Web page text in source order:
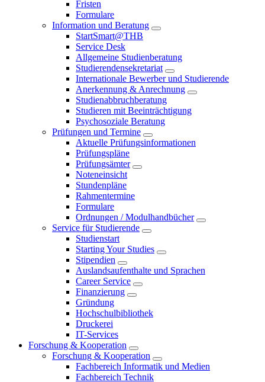
Fristen
Formulare
Information und Beratung
StartSmart@THB
Service Desk
Allgemeine Studienberatung
Studierendensekretariat
Internationale Bewerber und Studierende
Anerkennung & Anrechnung
Studienabbruchberatung
Studieren mit Beeinträchtigung
Psychosoziale Beratung
Prüfungen und Termine
Aktuelle Prüfungsinformationen
Prüfungspläne
Prüfungsämter
Noteneinsicht
Stundenpläne
Rahmentermine
Formulare
Ordnungen / Modulhandbücher
Service für Studierende
Studienstart
Starting Your Studies
Stipendien
Auslandsaufenthalte und Sprachen
Career Service
Finanzierung
Gründung
Hochschulbibliothek
Druckerei
IT-Services
Forschung & Kooperation
Forschung & Kooperation
Fachbereich Informatik und Medien
Fachbereich Technik